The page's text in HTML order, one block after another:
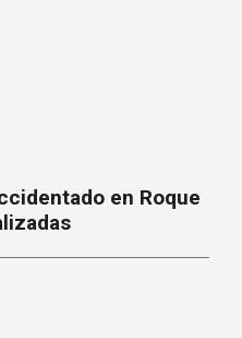
en Roque